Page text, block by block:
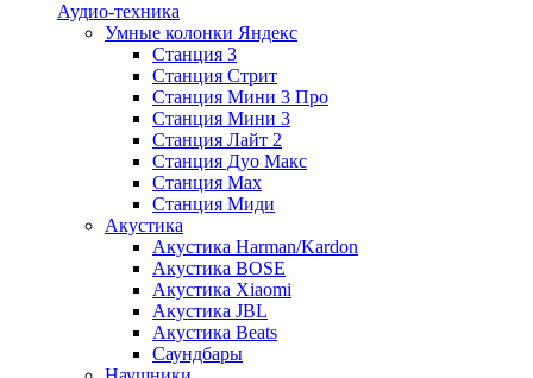
Аудио-техника
Умные колонки Яндекс
Станция 3
Станция Стрит
Станция Мини 3 Про
Станция Мини 3
Станция Лайт 2
Станция Дуо Макс
Станция Max
Станция Миди
Акустика
Акустика Harman/Kardon
Акустика BOSE
Акустика Xiaomi
Акустика JBL
Акустика Beats
Саундбары